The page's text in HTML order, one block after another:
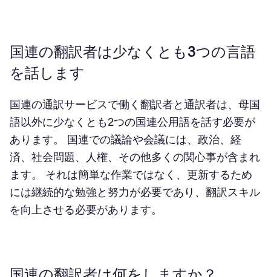
国連の翻訳者は少なくとも3つの言語
を話します
国連の通訳サービスで働く翻訳者と通訳者は、母国
語以外に少なくとも2つの国連公用語を話す必要が
あります。 国連での議論や会議には、政治、経
済、社会問題、人権、その他多くの関心事が含まれ
ます。 それは簡単な作業ではなく、更新するため
には継続的な勉強と努力が必要であり、翻訳スキル
を向上させる必要があります。